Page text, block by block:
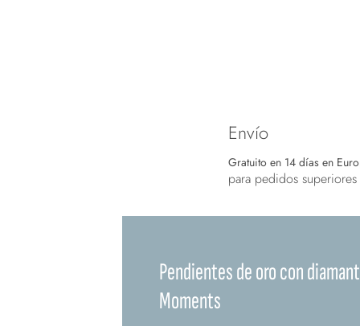
Envío
Gratuito en 14 días en
para pedidos
Pendientes de oro con
Moments